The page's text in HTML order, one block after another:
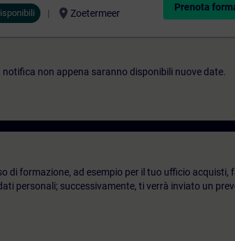
location_on Zoetermeer
Prenota
non appena saranno disponibili nuove date.
di formazione, ad esempio per il tuo ufficio acquisti,
personali; successivamente, ti verrà inviato un